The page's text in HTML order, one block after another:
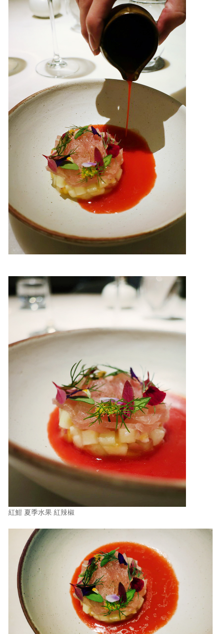
紅魽 夏季水果 紅辣椒